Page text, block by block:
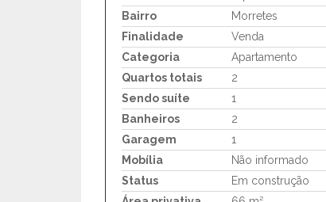
Bairro
Morretes
Finalidade
Venda
Categoria
Apartamento
Quartos totais
2
Sendo suíte
1
Banheiros
2
Garagem
1
Mobília
Não informado
Status
Em construção